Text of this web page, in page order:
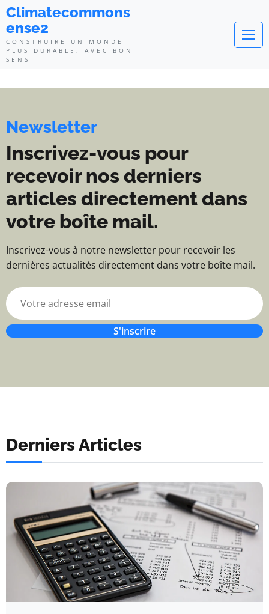
Climatecommonsense2 -
Climatecommons
ense2
CONSTRUIRE UN MONDE
PLUS DURABLE, AVEC BON
SENS
Newsletter
Inscrivez-vous pour
recevoir nos derniers
articles directement dans
votre boîte mail.
Inscrivez-vous à notre newsletter pour recevoir les
dernières actualités directement dans votre boîte mail.
S'inscrire
Derniers Articles